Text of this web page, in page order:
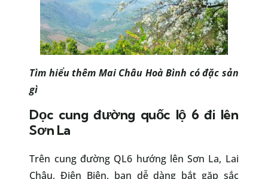
Tìm hiểu thêm Mai Châu Hoà Bình có đặc sản
gì
Dọc cung đường quốc lộ 6 đi lên
Sơn La
Trên cung đường QL6 hướng lên Sơn La, Lai
Châu, Điện Biên, bạn dễ dàng bắt gặp sắc